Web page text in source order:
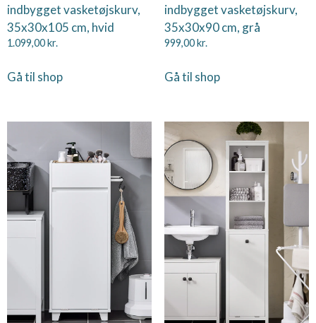
indbygget vasketøjskurv,
35x30x105 cm, hvid
1.099,00kr.
Gå til shop
indbygget vasketøjskurv,
35x30x90 cm, grå
999,00kr.
Gå til shop